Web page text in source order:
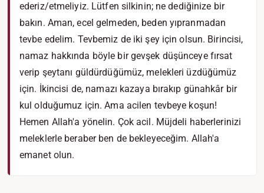
ederiz/etmeliyiz. Lütfen silkinin; ne dediğinize bir
bakın. Aman, ecel gelmeden, beden yıpranmadan
tevbe edelim. Tevbemiz de iki şey için olsun. Birincisi,
namaz hakkında böyle bir gevşek düşünceye fırsat
verip şeytanı güldürdüğümüz, melekleri üzdüğümüz
için. İkincisi de, namazı kazaya bırakıp günahkâr bir
kul olduğumuz için. Ama acilen tevbeye koşun!
Hemen Allah'a yönelin. Çok acil. Müjdeli haberlerinizi
meleklerle beraber ben de bekleyeceğim. Allah'a
emanet olun.